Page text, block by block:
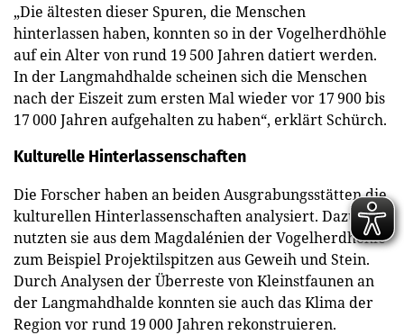
„Die ältesten dieser Spuren, die Menschen
hinterlassen haben, konnten so in der Vogelherdhöhle
auf ein Alter von rund 19 500 Jahren datiert werden.
In der Langmahdhalde scheinen sich die Menschen
nach der Eiszeit zum ersten Mal wieder vor 17 900 bis
17 000 Jahren aufgehalten zu haben“, erklärt Schürch.
Kulturelle Hinterlassenschaften
Die Forscher haben an beiden Ausgrabungsstätten die
kulturellen Hinterlassenschaften analysiert. Dazu
nutzten sie aus dem Magdalénien der Vogelherdhöhle
zum Beispiel Projektilspitzen aus Geweih und Stein.
Durch Analysen der Überreste von Kleinstfaunen an
der Langmahdhalde konnten sie auch das Klima der
Region vor rund 19 000 Jahren rekonstruieren.